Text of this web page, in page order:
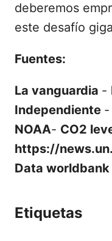
deberemos
este desafío
Fuentes:
La vanguardia -
Independiente -
NOAA- CO2
https://
Data worldbank
Etiquetas